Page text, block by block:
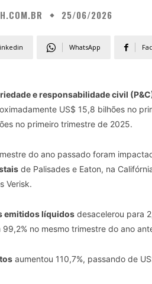
25/06/2026
WhatsApp
e responsabilidade civil
US$ 15,8 bilhões no
no primeiro trimestre de 2025.
do ano passado foram
de Palisades e Eaton, na
Verisk.
emitidos líquidos desacelerou para
no mesmo trimestre do ano
aumentou 110,7%, passando de